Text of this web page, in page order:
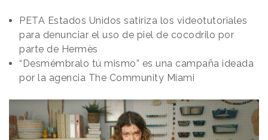
PETA Estados Unidos satiriza los videotutoriales
para denunciar el uso de piel de cocodrilo por
parte de Hermès
“Desmémbralo tú mismo” es una campaña ideada
por la agencia The Community Miami